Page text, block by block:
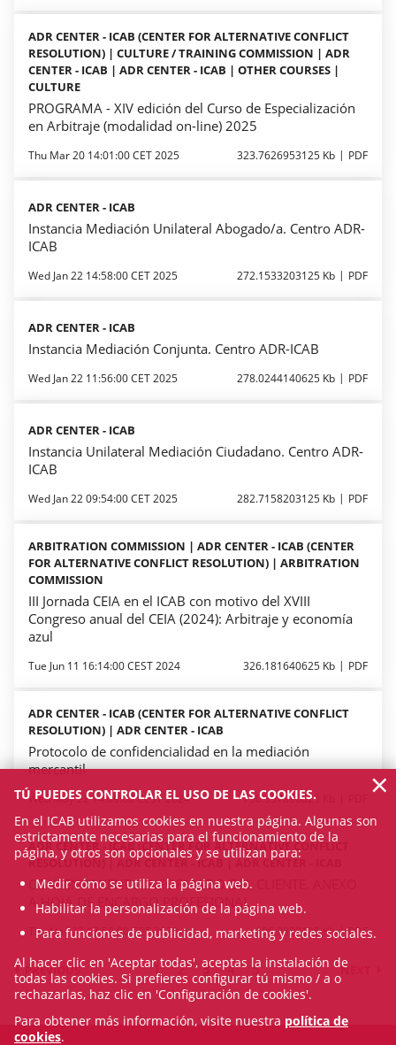
ADR CENTER - ICAB (CENTER FOR ALTERNATIVE CONFLICT
RESOLUTION) | CULTURE / TRAINING COMMISSION | ADR
CENTER - ICAB | ADR CENTER - ICAB | OTHER COURSES |
CULTURE
PROGRAMA - XIV edición del Curso de Especialización
en Arbitraje (modalidad on-line) 2025
Thu Mar 20 14:01:00 CET 2025 323.7626953125 Kb PDF
ADR CENTER - ICAB
Instancia Mediación Unilateral Abogado/a. Centro ADR-
ICAB
Wed Jan 22 14:58:00 CET 2025 272.1533203125 Kb PDF
ADR CENTER - ICAB
Instancia Mediación Conjunta. Centro ADR-ICAB
Wed Jan 22 11:56:00 CET 2025 278.0244140625 Kb PDF
ADR CENTER - ICAB
Instancia Unilateral Mediación Ciudadano. Centro ADR-
ICAB
Wed Jan 22 09:54:00 CET 2025 282.7158203125 Kb PDF
ARBITRATION COMMISSION | ADR CENTER - ICAB (CENTER
FOR ALTERNATIVE CONFLICT RESOLUTION) | ARBITRATION
COMMISSION
III Jornada CEIA en el ICAB con motivo del XVIII
Congreso anual del CEIA (2024): Arbitraje y economía
azul
Tue Jun 11 16:14:00 CEST 2024 326.181640625 Kb PDF
ADR CENTER - ICAB (CENTER FOR ALTERNATIVE CONFLICT
RESOLUTION) | ADR CENTER - ICAB
Protocolo de confidencialidad en la mediación
mercantil
Wed May 22 14:09:00 CEST 2024 790.337890625 Kb
ADR CENTER - ICAB (CENTER FOR ALTERNATIVE CONFLICT
RESOLUTION) | ADR CENTER - ICAB | ADR CENTER - ICAB
CONSENTIMIENTO INFORMADO DEL CLIENTE. ANEXO
A HOJA DE ENCARGO PROFESIONAL
Thu Nov 23 13:50:00 CET 2023 106.3828125 Kb PDF
PREVIOUS 1 2 3 4 5 NEXT
TÚ PUEDES CONTROLAR EL USO DE LAS COOKIES.
En el ICAB utilizamos cookies en nuestra página. Algunas son
estrictamente necesarias para el funcionamiento de la
página, y otros son opcionales y se utilizan para:
Medir cómo se utiliza la página web.
Habilitar la personalización de la página web.
Para funciones de publicidad, marketing y redes sociales.
Al hacer clic en 'Aceptar todas', aceptas la instalación de
todas las cookies. Si prefieres configurar tú mismo / a o
rechazarlas, haz clic en 'Configuración de cookies'.
Para obtener más información, visite nuestra política de
cookies.
×